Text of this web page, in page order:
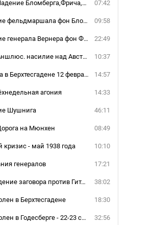
07:42
00051 Гл 10. Падение Бломберга,Фрича,Нейрата и Шахта
09:58
00052 Падение фельдмаршала фон Бломберга
22:49
00053 Падение генерала Вернера фон Фрича
10:37
00054 Гл 11. Аншлюс. насилие над Австрией
14:57
00055 Встреча в Берхтесгадене 12 февраля 1938 года
14:33
агония
46:11
Шушнига
08:49
на Мюнхен
10:10
кризис - май 1938 года
17:21
генералов
38:02
00061 Зарождение заговора против Гитлера
18:30
в Берхтесгадене
32:56
00063 Чемберлен в Годесберге - 22-23 сентября